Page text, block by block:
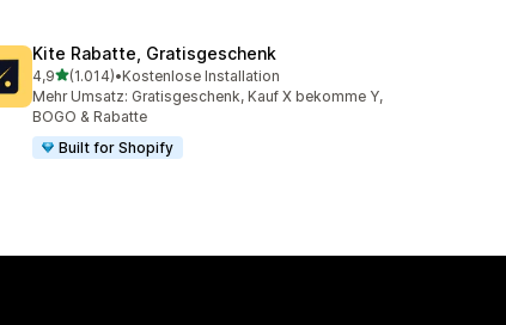
Kite Rabatte, Gratisgeschenk
4,9von 5 Sternen
(1.014)
1014 Rezensionen insgesamt
•Kostenlose Installation
Mehr Umsatz: Gratisgeschenk, Kauf X bekomme Y,
BOGO & Rabatte
Built for Shopify